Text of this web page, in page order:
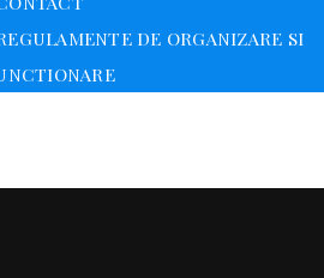
DE ORGANIZARE SI